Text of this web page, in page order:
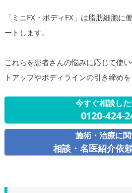
「ミニFX・ボディFX」は脂肪細胞に
ートします。
これらを患者さんの悩みに応じて使
トアップやボディラインの引き締めを
今すぐ相談し
0120-424-
施術・治療に
相談・名医紹介依